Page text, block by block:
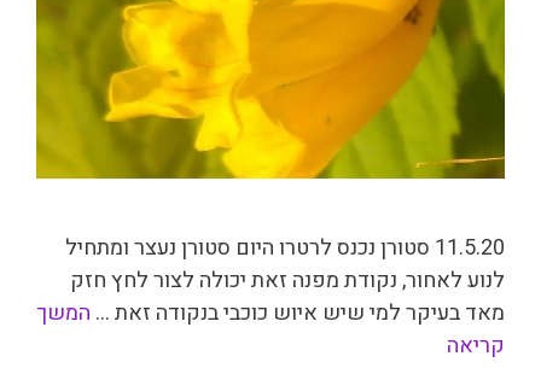
11.5.20 סטורן נכנס לרטרו היום סטורן נעצר ומתחיל
לנוע לאחור, נקודת מפנה זאת יכולה לצור לחץ חזק
מאד בעיקר למי שיש איוש כוכבי בנקודה זאת … המשך
קריאה